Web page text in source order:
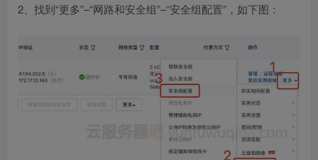
2、找到“更多”–“网路和安全组”–“安全组配置”，如下图：